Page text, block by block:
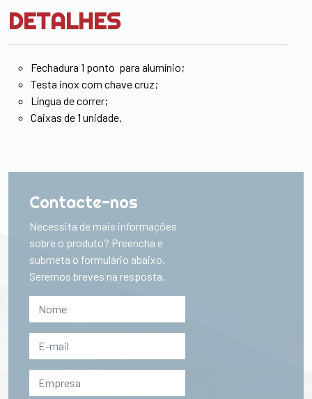
DETALHES
Fechadura 1 ponto para alumínio;
Testa inox com chave cruz;
Língua de correr;
Caixas de 1 unidade.
Contacte-nos
Necessita de mais informações
sobre o produto? Preencha e
submeta o formulário abaixo.
Seremos breves na resposta.